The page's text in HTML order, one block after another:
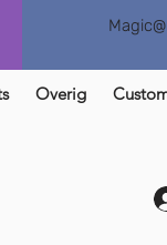
Overig